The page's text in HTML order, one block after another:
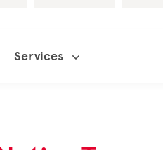
Services